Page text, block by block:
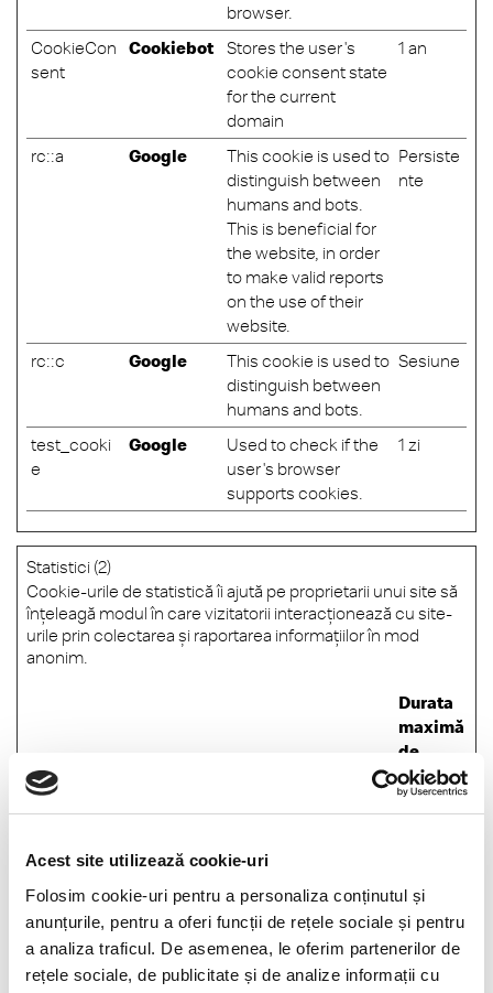
Acest site utilizează cookie-uri
Folosim cookie-uri pentru a personaliza conținutul și
anunțurile, pentru a oferi funcții de rețele sociale și pentru
a analiza traficul. De asemenea, le oferim partenerilor de
rețele sociale, de publicitate și de analize informații cu
browser.
CookieCon
sent
Cookiebot Stores the user's
cookie consent state
for the current
domain
1 an
rc::a Google
This cookie is used to
distinguish between
humans and bots.
This is beneficial for
the website, in order
to make valid reports
on the use of their
website.
Persiste
nte
rc::c Google
This cookie is used to
distinguish between
humans and bots.
Sesiune
test_cooki
e
Google
Used to check if the
user's browser
supports cookies.
1 zi
Statistici (2)
Cookie-urile de statistică îi ajută pe proprietarii unui site să
înţeleagă modul în care vizitatorii interacţionează cu site-
urile prin colectarea şi raportarea informaţiilor în mod
anonim.
Denumire
Durata
maximă
de
stocare
_ga
Google
Used to send data to
about the visitor's
Tracks the visitor
across devices and
marketing channels.
2 ani